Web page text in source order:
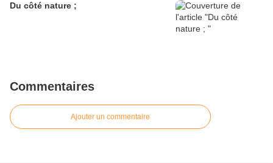
Du côté nature ;
Commentaires
Ajouter un commentaire